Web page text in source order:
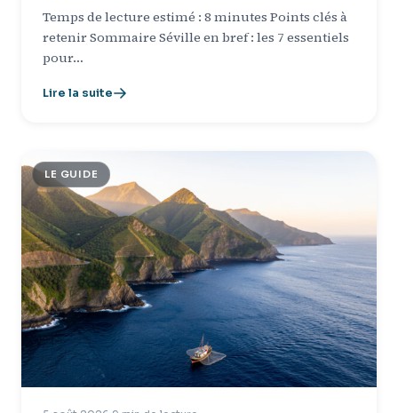
Temps de lecture estimé : 8 minutes Points clés à
retenir Sommaire Séville en bref : les 7 essentiels
pour…
Lire la suite
LE GUIDE